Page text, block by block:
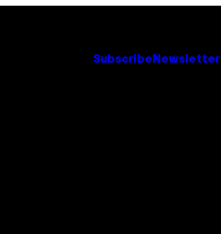
Subscribe Newsletter